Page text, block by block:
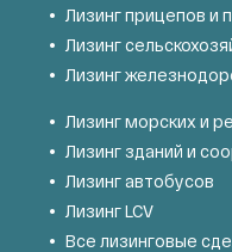
Лизинг прицепов и
Лизинг
Лизинг
Лизинг морских и
Лизинг зданий и
Лизинг автобусов
Лизинг LCV
Все лизинговые